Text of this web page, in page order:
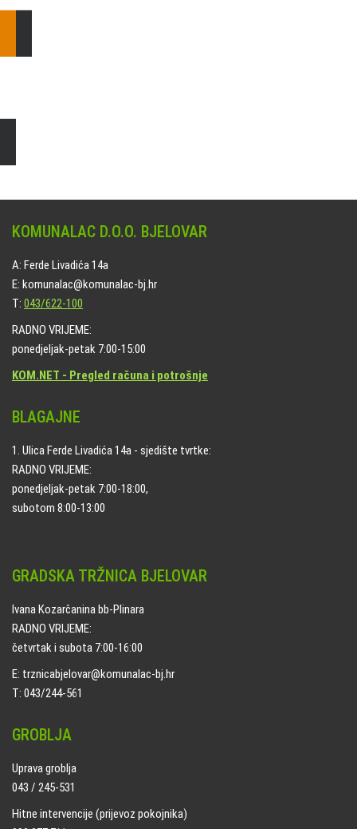
KOMUNALAC D.O.O. BJELOVAR
A: Ferde Livadića 14a
E: komunalac@komunalac-bj.hr
T: 043/622-100
RADNO VRIJEME:
ponedjeljak-petak 7:00-15:00
KOM.NET - Pregled računa i potrošnje
BLAGAJNE
1. Ulica Ferde Livadića 14a - sjedište tvrtke:
RADNO VRIJEME:
ponedjeljak-petak 7:00-18:00,
subotom 8:00-13:00
GRADSKA TRŽNICA BJELOVAR
Ivana Kozarčanina bb-Plinara
RADNO VRIJEME:
četvrtak i subota 7:00-16:00
E: trznicabjelovar@komunalac-bj.hr
T: 043/244-561
GROBLJA
Uprava groblja
043 / 245-531
Hitne intervencije (prijevoz pokojnika)